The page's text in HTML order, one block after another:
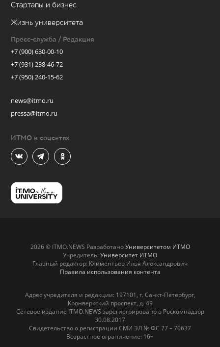
Стартапы и бизнес
Жизнь университета
Пресс-служба / Редакция
+7 (900) 630-00-10
+7 (931) 238-46-72
+7 (950) 240-15-62
news@itmo.ru
pressa@itmo.ru
ИТМО в соцсетях
2026 © ITMO.NEWS РазработаноУниверситетом ИТМО
Учредитель: Университет ИТМО
Главный редактор: Климентьев Илья Александрович
Правила использования контента
Адрес учредителя и редакции: 197101, г. Санкт-Петербург,
Кронверкский проспект, д. 49
Сетевое издание ITMO.NEWS зарегистрировано в Роскомнадзор
30.08.2017
Свидетельство о регистрации СМИ ЭЛ № ФС 77 – 70637
Возрастное ограничение: 16+